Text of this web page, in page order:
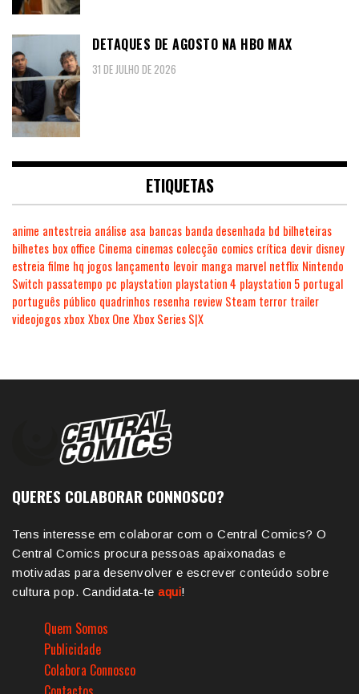
DETAQUES DE AGOSTO NA HBO MAX
31 DE JULHO DE 2026
ETIQUETAS
anime antestreia análise asa bancas banda desenhada bd bilheteiras
bilhetes box office Cinema cinemas colecção comics crítica devir disney
estreia filme hq jogos lançamento levoir manga marvel netflix Nintendo
Switch passatempo pc playstation playstation 4 playstation 5 portugal
português público quadrinhos resenha review Steam terror trailer
videojogosxboxXbox One Xbox Series S|X
QUERES COLABORAR CONNOSCO?
Tens interesse em colaborar com o Central Comics? O
Central Comics procura pessoas apaixonadas e
motivadas para desenvolver e escrever conteúdo sobre
cultura pop. Candidata-te aqui!
Quem Somos
Publicidade
Colabora Connosco